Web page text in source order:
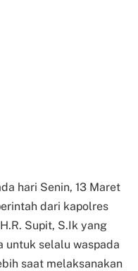
hari Senin, 13 Maret
dari kapolres
Supit, S.Ik yang
untuk selalu waspada
saat melaksanakan